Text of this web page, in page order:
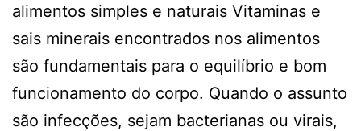
alimentos simples e naturais Vitaminas e
sais minerais encontrados nos alimentos
são fundamentais para o equilíbrio e bom
funcionamento do corpo. Quando o assunto
são infecções, sejam bacterianas ou virais,